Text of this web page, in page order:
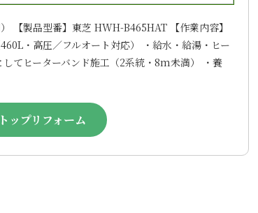
【製品型番】東芝 HWH-B465HAT 【作業内容】
・高圧／フルオート対応） ・給水・給湯・ヒー
てヒーターバンド施工（2系統・8m未満） ・養
ップリフォーム